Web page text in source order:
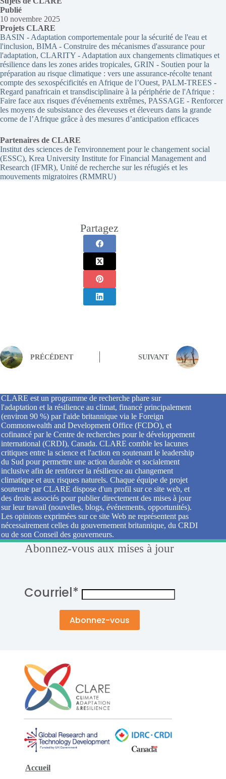
Publié
10 novembre 2025
Projets CLARE
BASIN - Adaptation comportementale pour la sécurité de l'eau et
l'inclusion, BIMA - Construire des mécanismes d'assurance pour
l'adaptation, CLARITY - Adaptation aux changements climatiques et
résilience dans les zones arides tropicales, GRIN - Soutien pour la
préparation au risque climatique : vers une assurance-récolte tenant
compte des sexospécificités en Afrique de l’Ouest, PALM-TREES -
Regard panafricain et transdisciplinaire à la périphérie de l'Afrique :
Faire face aux risques d'événements extrêmes, PASSAGE - Renforcer
les moyens de subsistance des éleveuses et éleveurs dans la grande
corne de l’Afrique grâce à des mesures d’anticipation efficaces
Partenaires de CLARE
Institut des sciences de l'environnement pour le changement social
(ESSC), Krea University Institute for Financial Management and
Research (IFMR), Unité de recherche sur les réfugiés et les
mouvements migratoires (RMMRU)
Partagez
PRÉCÉDENT SUIVANT
CLARE est un programme de recherche phare sur
l'adaptation et la résilience au climat, financé principalement
(environ 90 %) par l'aide britannique via le Foreign
Commonwealth and Development Office (FCDO), et
cofinancé par le Centre de recherches pour le développement
international (CRDI), Canada. CLARE comble les lacunes
critiques entre la science et l'action en soutenant le leadership
du Sud pour permettre une action durable et socialement
inclusive afin de renforcer la résilience au changement
climatique et aux risques naturels. Chaque équipe de projet
soutenue par CLARE dispose d'un profil sur ce site web, et
des droits associés pour publier directement des mises à jour
sur leur travail (nouvelles, blogs, événements, opportunités).
Les opinions exprimées sur ce site Web ne représentent pas
nécessairement celles du gouvernement britannique, du CRDI
ou de son Conseil des gouverneurs.
Abonnez-vous aux mises à jour
Courriel*
Accueil